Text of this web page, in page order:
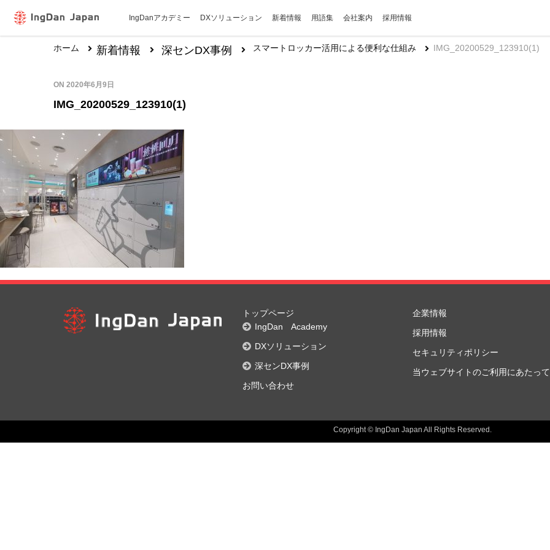
IngDanアカデミー DXソリューション 新着情報 用語集 会社案内 採用情報
ホーム 新着情報 深センDX事例 スマートロッカー活用による便利な仕組み IMG_20200529_123910(1)
ON 2020年6月9日
IMG_20200529_123910(1)
トップページ
IngDan Academy
DXソリューション
深センDX事例
お問い合わせ
企業情報
採用情報
セキュリティポリシー
当ウェブサイトのご利用にあたって
Copyright © IngDan Japan All Rights Reserved.